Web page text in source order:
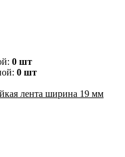
0 шт
0 шт
лента ширина 19 мм